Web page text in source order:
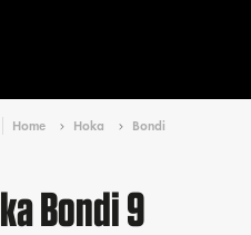
Home Hoka Bondi
Bondi 9